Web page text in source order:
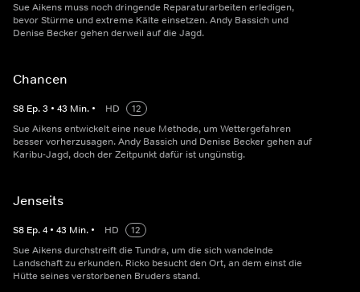
Sue Aikens muss noch dringende Reparaturarbeiten erledigen,
bevor Stürme und extreme Kälte einsetzen. Andy Bassich und
Denise Becker gehen derweil auf die Jagd.
Chancen
S8 Ep.3 • 43 Min. • HD
12
Sue Aikens entwickelt eine neue Methode, um Wettergefahren
besser vorherzusagen. Andy Bassich und Denise Becker gehen auf
Karibu-Jagd, doch der Zeitpunkt dafür ist ungünstig.
Jenseits
S8 Ep.4 • 43 Min. • HD
12
Sue Aikens durchstreift die Tundra, um die sich wandelnde
Landschaft zu erkunden. Ricko besucht den Ort, an dem einst die
Hütte seines verstorbenen Bruders stand.